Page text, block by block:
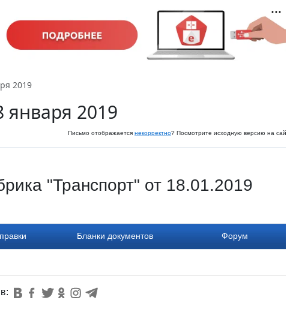
2019
января 2019
Письмо отображается некорректно? Посмотрите исходную версию на
"Транспорт" от 18.01.2019
Бланки документов Форум